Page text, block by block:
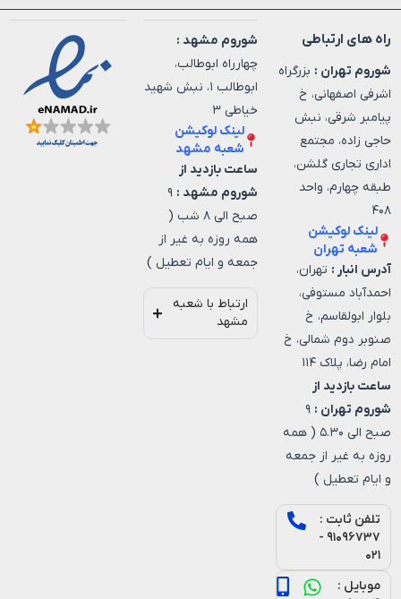
راه های ارتباطی
شوروم تهران : بزرگراه
اشرفی اصفهانی، خ
پیامبر شرقی، نبش
حاجی زاده، مجتمع
اداری تجاری گلشن،
طبقه چهارم، واحد
۴۰۸
لینک لوکیشن
شعبه تهران
آدرس انبار : تهران،
احمدآباد مستوفی،
بلوار ابولقاسم، خ
صنوبر دوم شمالی، خ
امام رضا، پلاک ۱۱۴
ساعت بازدید از
شوروم تهران : ۹
صبح الی ۵.۳۰ ( همه
روزه به غیر از جمعه
و ایام تعطیل )
تلفن ثابت :
۹۱۰۹۶۷۳۷ -
۰۲۱
موبایل :
شوروم مشهد :
چهارراه ابوطالب،
ابوطالب ۱، نبش شهید
خیاطی ۳
لینک لوکیشن
شعبه مشهد
ساعت بازدید از
شوروم مشهد : ۹
صبح الی ۸ شب (
همه روزه به غیر از
جمعه و ایام تعطیل )
ارتباط با شعبه
مشهد